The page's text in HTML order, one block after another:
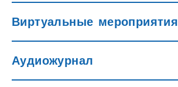
Виртуальные мероприятия
Аудиожурнал